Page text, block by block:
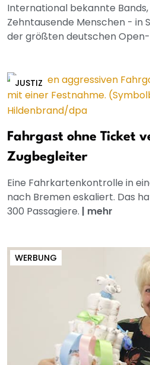
International bekannte Bands,
Zehntausende Menschen - in
der größten deutschen Open-
JUSTIZ
Fahrgast ohne Ticket
Zugbegleiter
Eine Fahrkartenkontrolle in
nach Bremen eskaliert. Das
300 Passagiere. | mehr
WERBUNG